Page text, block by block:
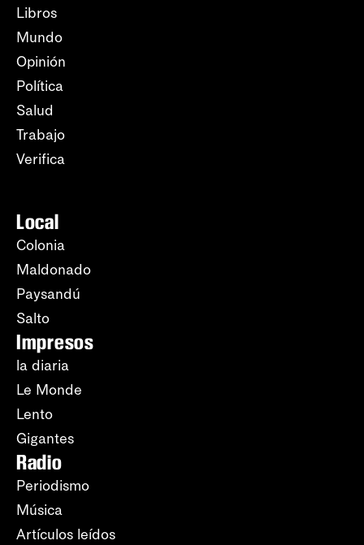
Libros
Mundo
Opinión
Política
Salud
Trabajo
Verifica
Local
Colonia
Maldonado
Paysandú
Salto
Impresos
la diaria
Le Monde
Lento
Gigantes
Radio
Periodismo
Música
Artículos leídos